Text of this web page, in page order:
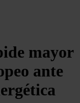
mayor
ante